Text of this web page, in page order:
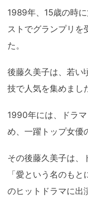
1989年、15歳の時
ストでグランプリを
た。
後藤久美子は、若い
技で人気を集めまし
1990年には、ドラ
め、一躍トップ女優
その後藤久美子は、
「愛という名のも
のヒットドラマに出